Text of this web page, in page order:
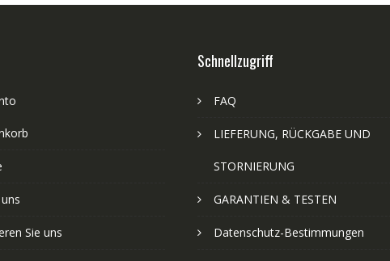
Sie uns
Schnellzugriff
FAQ
LIEFERUNG, RÜCKGABE UND
STORNIERUNG
GARANTIEN & TESTEN
Datenschutz-Bestimmungen